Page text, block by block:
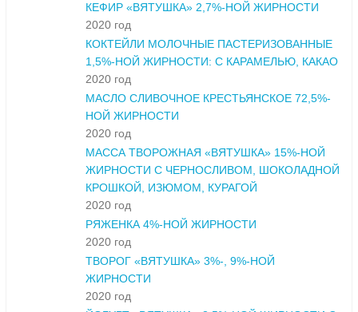
КЕФИР «ВЯТУШКА» 2,7%-НОЙ ЖИРНОСТИ
2020 год
КОКТЕЙЛИ МОЛОЧНЫЕ ПАСТЕРИЗОВАННЫЕ
1,5%-НОЙ ЖИРНОСТИ: С КАРАМЕЛЬЮ, КАКАО
2020 год
МАСЛО СЛИВОЧНОЕ КРЕСТЬЯНСКОЕ 72,5%-
НОЙ ЖИРНОСТИ
2020 год
МАССА ТВОРОЖНАЯ «ВЯТУШКА» 15%-НОЙ
ЖИРНОСТИ С ЧЕРНОСЛИВОМ, ШОКОЛАДНОЙ
КРОШКОЙ, ИЗЮМОМ, КУРАГОЙ
2020 год
РЯЖЕНКА 4%-НОЙ ЖИРНОСТИ
2020 год
ТВОРОГ «ВЯТУШКА» 3%-, 9%-НОЙ
ЖИРНОСТИ
2020 год